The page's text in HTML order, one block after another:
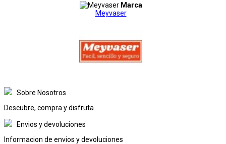
Marca
Meyvaser
Sobre Nosotros
Descubre, compra y disfruta
Envios y devoluciones
Informacion de envios y devoluciones